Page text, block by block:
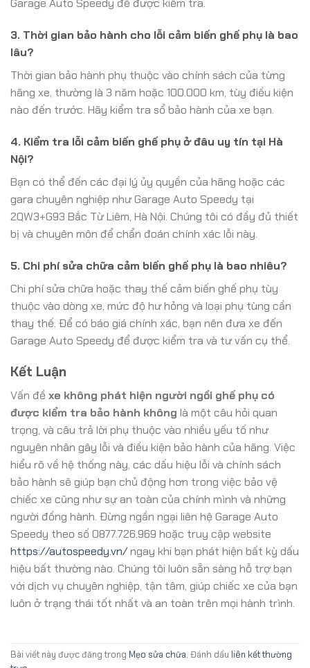
Garage Auto Speedy để được kiểm tra.
3. Thời gian bảo hành cho lỗi cảm biến ghế phụ là bao
lâu?
Thời gian bảo hành phụ thuộc vào chính sách của từng
hãng xe, thường là 3 năm hoặc 100.000 km, tùy điều kiện
nào đến trước. Hãy kiểm tra sổ bảo hành của xe bạn.
4. Kiểm tra lỗi cảm biến ghế phụ ở đâu uy tín tại Hà
Nội?
Bạn có thể đến các đại lý ủy quyền của hãng hoặc các
gara chuyên nghiệp như Garage Auto Speedy tại
2QW3+G93 Bắc Từ Liêm, Hà Nội. Chúng tôi có đầy đủ thiết
bị và chuyên môn để chẩn đoán chính xác lỗi này.
5. Chi phí sửa chữa cảm biến ghế phụ là bao nhiêu?
Chi phí sửa chữa hoặc thay thế cảm biến ghế phụ tùy
thuộc vào dòng xe, mức độ hư hỏng và loại phụ tùng cần
thay thế. Để có báo giá chính xác, bạn nên đưa xe đến
Garage Auto Speedy để được kiểm tra và tư vấn cụ thể.
Kết Luận
Vấn đề xe không phát hiện người ngồi ghế phụ có
được kiểm tra bảo hành không là một câu hỏi quan
trọng, và câu trả lời phụ thuộc vào nhiều yếu tố như
nguyên nhân gây lỗi và điều kiện bảo hành của hãng. Việc
hiểu rõ về hệ thống này, các dấu hiệu lỗi và chính sách
bảo hành sẽ giúp bạn chủ động hơn trong việc bảo vệ
chiếc xe cũng như sự an toàn của chính mình và những
người đồng hành. Đừng ngần ngại liên hệ Garage Auto
Speedy theo số 0877.726.969 hoặc truy cập website
https://autospeedy.vn/ngay khi bạn phát hiện bất kỳ dấu
hiệu bất thường nào. Chúng tôi luôn sẵn sàng hỗ trợ bạn
với dịch vụ chuyên nghiệp, tận tâm, giúp chiếc xe của bạn
luôn ở trạng thái tốt nhất và an toàn trên mọi hành trình.
Bài viết này được đăng trong Mẹo sửa chữa. Đánh dấu liên kết thường